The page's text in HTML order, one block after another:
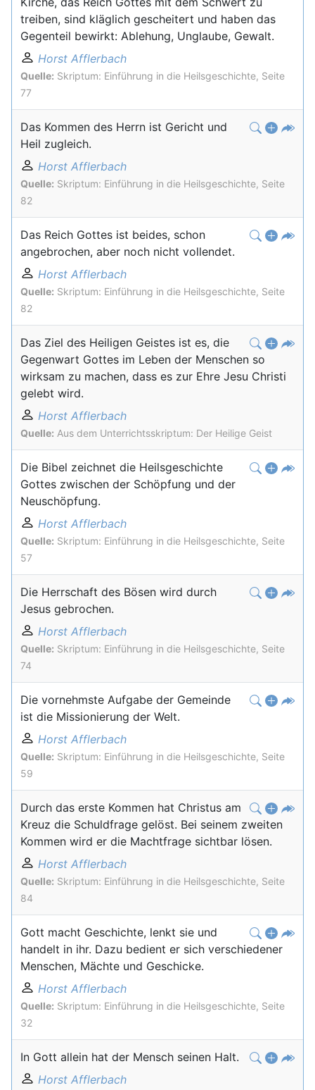
treiben, sind kläglich gescheitert und haben das
Gegenteil bewirkt: Ablehung, Unglaube, Gewalt.
Horst Afflerbach
Quelle: Skriptum: Einführung in die Heilsgeschichte, Seite
77
Das Kommen des Herrn ist Gericht und
Heil zugleich.
Horst Afflerbach
Quelle: Skriptum: Einführung in die Heilsgeschichte, Seite
82
Das Reich Gottes ist beides, schon
angebrochen, aber noch nicht vollendet.
Horst Afflerbach
Quelle: Skriptum: Einführung in die Heilsgeschichte, Seite
82
Das Ziel des Heiligen Geistes ist es, die
Gegenwart Gottes im Leben der Menschen so
wirksam zu machen, dass es zur Ehre Jesu Christi
gelebt wird.
Horst Afflerbach
Quelle: Aus dem Unterrichtsskriptum: Der Heilige Geist
Die Bibel zeichnet die Heilsgeschichte
Gottes zwischen der Schöpfung und der
Neuschöpfung.
Horst Afflerbach
Quelle: Skriptum: Einführung in die Heilsgeschichte, Seite
57
Die Herrschaft des Bösen wird durch
Jesus gebrochen.
Horst Afflerbach
Quelle: Skriptum: Einführung in die Heilsgeschichte, Seite
74
Die vornehmste Aufgabe der Gemeinde
ist die Missionierung der Welt.
Horst Afflerbach
Quelle: Skriptum: Einführung in die Heilsgeschichte, Seite
59
Durch das erste Kommen hat Christus am
Kreuz die Schuldfrage gelöst. Bei seinem zweiten
Kommen wird er die Machtfrage sichtbar lösen.
Horst Afflerbach
Quelle: Skriptum: Einführung in die Heilsgeschichte, Seite
84
Gott macht Geschichte, lenkt sie und
handelt in ihr. Dazu bedient er sich verschiedener
Menschen, Mächte und Geschicke.
Horst Afflerbach
Quelle: Skriptum: Einführung in die Heilsgeschichte, Seite
32
In Gott allein hat der Mensch seinen Halt.
Horst Afflerbach